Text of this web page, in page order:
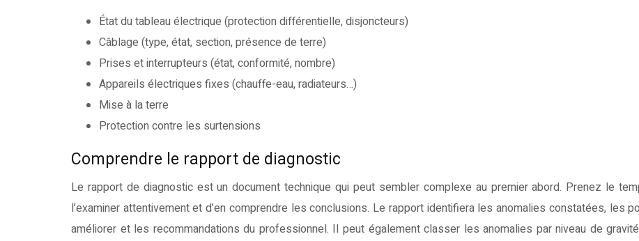
État du tableau électrique (protection différentielle, disjoncteurs)
Câblage (type, état, section, présence de terre)
Prises et interrupteurs (état, conformité, nombre)
Appareils électriques fixes (chauffe-eau, radiateurs…)
Mise à la terre
Protection contre les surtensions
Comprendre le rapport de diagnostic
Le rapport de diagnostic est un document technique qui peut sembler complexe au premier abord. Prenez le
l’examiner attentivement et d’en comprendre les conclusions. Le rapport identifiera les anomalies constatées, les
améliorer et les recommandations du professionnel. Il peut également classer les anomalies par niveau de